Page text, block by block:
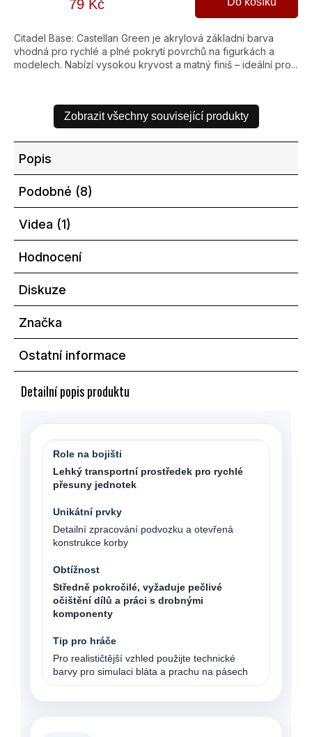
79 Kč
Citadel Base: Castellan Green je akrylová základní barva
vhodná pro rychlé a plné pokrytí povrchů na figurkách a
modelech. Nabízí vysokou kryvost a matný finiš – ideální pro...
Zobrazit všechny související produkty
Popis
Podobné (8)
Videa (1)
Hodnocení
Diskuze
Značka
Ostatní informace
Detailní popis produktu
Lehký transportní prostředek pro rychlé
přesuny jednotek
Detailní zpracování podvozku a otevřená
konstrukce korby
Středně pokročilé, vyžaduje pečlivé
očištění dílů a práci s drobnými
komponenty
Pro realističtější vzhled použijte technické
barvy pro simulaci bláta a prachu na pásech